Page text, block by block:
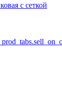
с сеткой